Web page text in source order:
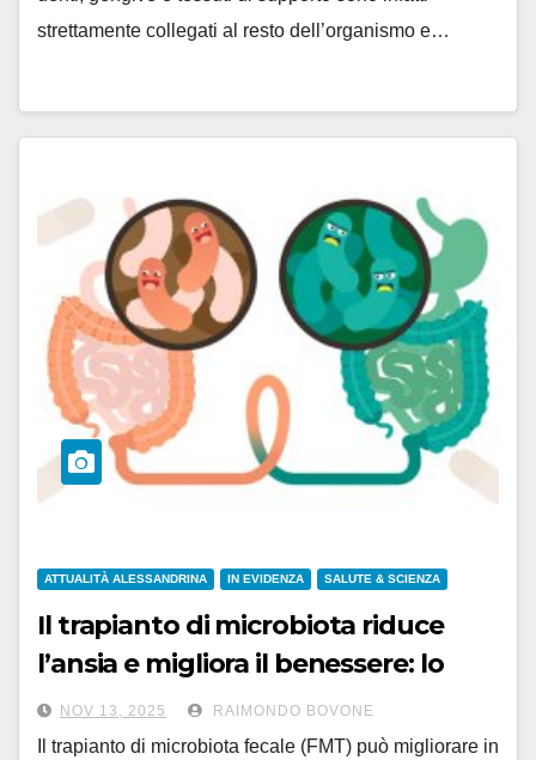
strettamente collegati al resto dell’organismo e…
ATTUALITÀ ALESSANDRINA IN EVIDENZA SALUTE & SCIENZA
Il trapianto di microbiota riduce
l’ansia e migliora il benessere: lo
studio del CeRProS
NOV 13, 2025 RAIMONDO BOVONE
Il trapianto di microbiota fecale (FMT) può migliorare in